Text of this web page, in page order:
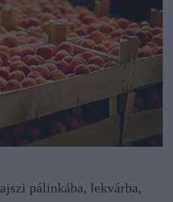
pálinkába, lekvárba,